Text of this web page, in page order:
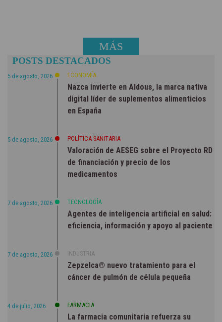
MÁS
NOTICIAS
POSTS DESTACADOS
5 de agosto, 2026 ECONOMÍA
Nazca invierte en Aldous, la marca nativa
digital líder de suplementos alimenticios
en España
5 de agosto, 2026 POLÍTICA SANITARIA
Valoración de AESEG sobre el Proyecto RD
de financiación y precio de los
medicamentos
7 de agosto, 2026 TECNOLOGÍA
Agentes de inteligencia artificial en salud:
eficiencia, información y apoyo al paciente
7 de agosto, 2026 INDUSTRIA
Zepzelca® nuevo tratamiento para el
cáncer de pulmón de célula pequeña
4 de julio, 2026 FARMACIA
La farmacia comunitaria refuerza su